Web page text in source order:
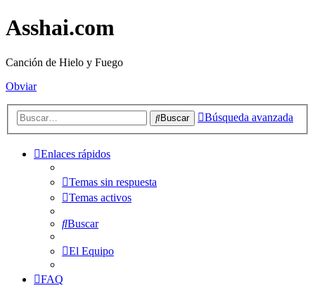
Asshai.com
Canción de Hielo y Fuego
Obviar
Buscar Búsqueda avanzada
Enlaces rápidos
Temas sin respuesta
Temas activos
Buscar
El Equipo
FAQ